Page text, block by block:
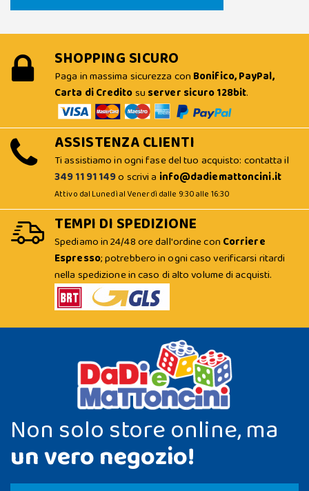
SHOPPING SICURO
Paga in massima sicurezza con Bonifico, PayPal,
Carta di Creditosu server sicuro 128bit.
ASSISTENZA CLIENTI
Ti assistiamo in ogni fase del tuo acquisto: contatta il
349 11 91 149o scrivi a info@dadiemattoncini.it
Attivo dal Lunedì al Venerdì dalle 9:30 alle 16:30
TEMPI DI SPEDIZIONE
Spediamo in 24/48 ore dall'ordine con Corriere
Espresso; potrebbero in ogni caso verificarsi ritardi
nella spedizione in caso di alto volume di acquisti.
Non solo store online, ma
un vero negozio!